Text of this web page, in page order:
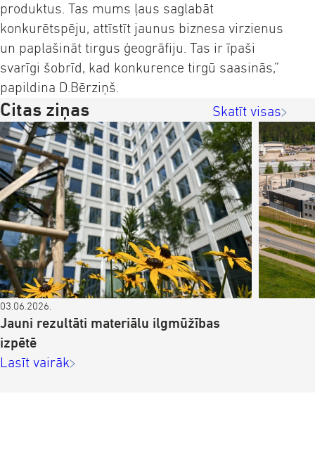
produktus. Tas mums ļaus saglabāt
konkurētspēju, attīstīt jaunus biznesa virzienus
un paplašināt tirgus ģeogrāfiju. Tas ir īpaši
svarīgi šobrīd, kad konkurence tirgū saasinās,”
papildina D.Bērziņš.
Citas ziņas Skatīt visas
03.06.2026.
Jauni rezultāti materiālu ilgmūžības
izpētē
Lasīt vairāk